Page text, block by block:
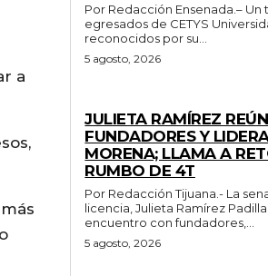
a
Por Redacción Ensenada.– Un
egresados de CETYS
reconocidos por su...
5 agosto, 2026
JULIETA RAMÍREZ
FUNDADORES Y
MORENA; LLAMA A
RUMBO DE 4T
Por Redacción Tijuana.- La senadora con
licencia, Julieta Ramírez
encuentro con fundadores,...
5 agosto, 2026